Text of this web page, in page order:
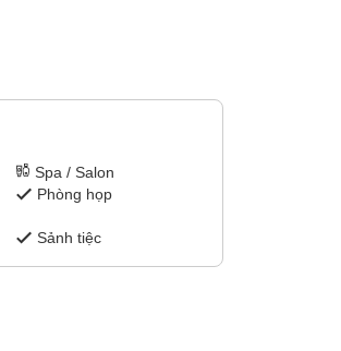
Spa / Salon
Phòng họp
Sảnh tiệc